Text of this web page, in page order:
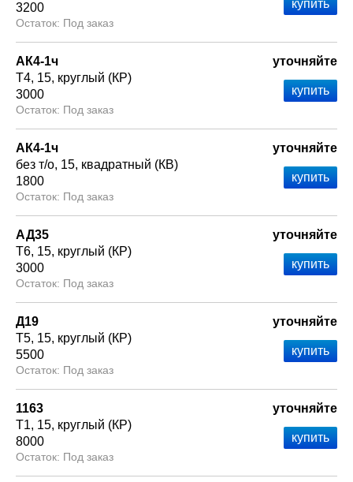
3200
Под заказ
АК4-1ч
Т4 15 круглый (КР)
3000
Под заказ
уточняйте
АК4-1ч
без т/о 15 квадратный (КВ)
1800
Под заказ
уточняйте
АД35
Т6 15 круглый (КР)
3000
Под заказ
уточняйте
Д19
Т5 15 круглый (КР)
5500
Под заказ
уточняйте
1163
Т1 15 круглый (КР)
8000
Под заказ
уточняйте